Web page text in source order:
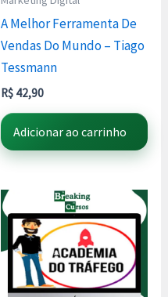
A Melhor Ferramenta De
Vendas Do Mundo – Tiago
Tessmann
R$ 42,90
Adicionar ao carrinho